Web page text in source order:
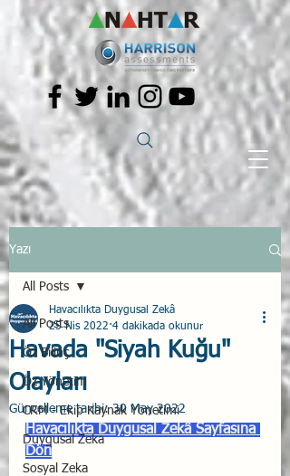
Yazı
All Posts
Öz Bilinç
Öz Yönetim
CRM - Ekip Kaynak Yönetimi
Duygusal Zeka
Sosyal Zeka
All Posts
Havada "Siyah Kuğu"
Olayları
Havacılıkta Duygusal Zekâ
25 Nis 2022 4 dakikada okunur
Güncelleme tarihi:30 May 2022
Havacılıkta Duygusal Zekâ Sayfasına
Dön